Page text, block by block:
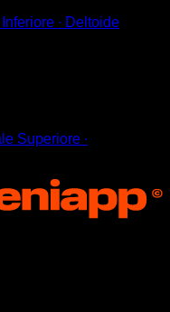
∙ Deltoide
Superiore ∙